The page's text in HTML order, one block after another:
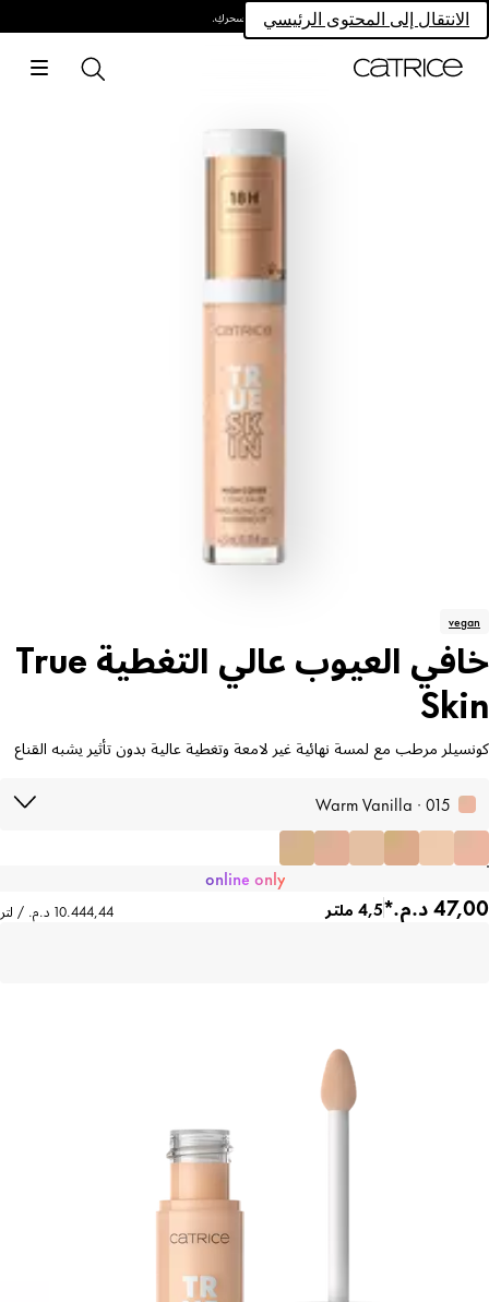
الانتقال إلى المحتوى الرئيسيامتلكي سحركِ.
vegan
خافي العيوب عالي التغطية True
Skin
كونسيلر مرطب مع لمسة نهائية غير لامعة وتغطية عالية بدون تأثير يشبه القناع
015 · Warm Vanilla
online only
4,5 ملتر